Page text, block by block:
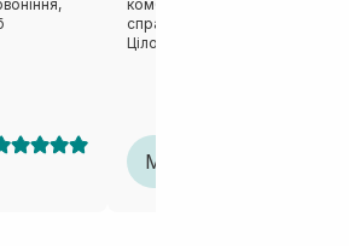
комбінованої шкіри, схильної
справжній скарб на холодну
Цілорічна база, кращої заміни
M